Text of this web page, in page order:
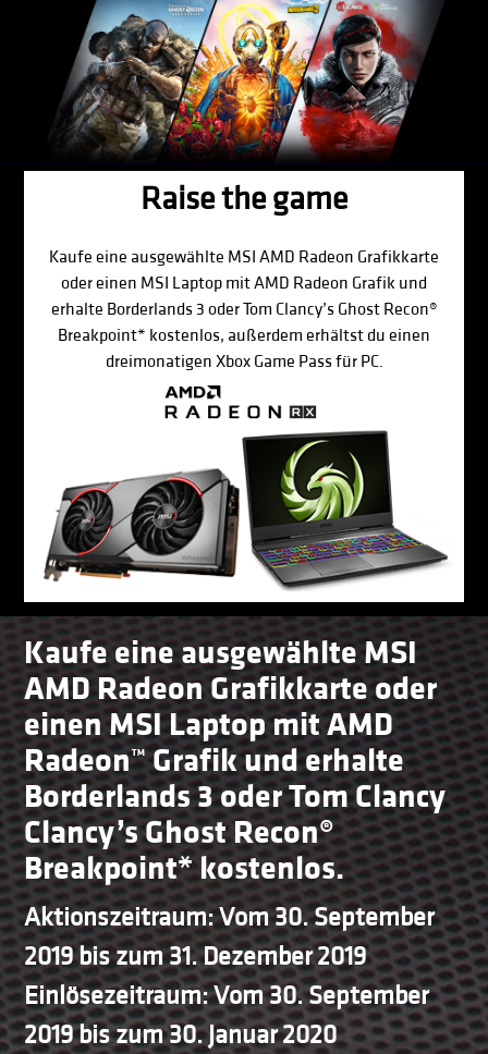
Raise the game
Kaufe eine ausgewählte MSI AMD Radeon Grafikkarte
oder einen MSI Laptop mit AMD Radeon Grafik und
erhalte Borderlands 3 oder Tom Clancy’s Ghost Recon®
Breakpoint* kostenlos, außerdem erhältst du einen
dreimonatigen Xbox Game Pass für PC.
Kaufe eine ausgewählte MSI
AMD Radeon Grafikkarte oder
einen MSI Laptop mit AMD
Radeon™ Grafik und erhalte
Borderlands 3 oder Tom Clancy
Clancy’s Ghost Recon®
Breakpoint* kostenlos.
Aktionszeitraum: Vom 30. September
2019 bis zum 31. Dezember 2019
Einlösezeitraum: Vom 30. September
2019 bis zum 30. Januar 2020